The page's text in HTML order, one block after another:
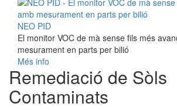
NEO PID
El monitor VOC de mà sense fils més
mesurament en parts per bilió
Més info
Remediació de Sòls
Contaminats